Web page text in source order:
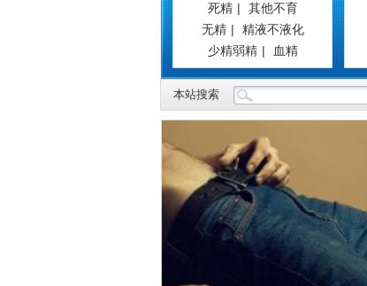
死精 |
其他不育
无精 |
精液不液化
少精弱精 | 血精
本站搜索